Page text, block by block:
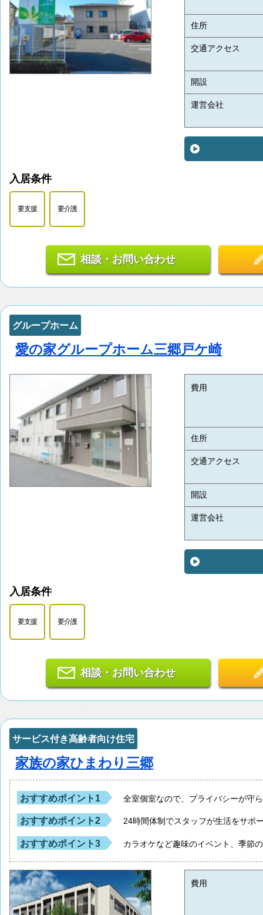
住所
交通アクセス
開設
運営会社
入居条件
要支援 要介護
相談・お問い合わせ
グループホーム
愛の家グループホーム三郷戸ケ崎
費用
住所
交通アクセス
開設
運営会社
入居条件
要支援 要介護
相談・お問い合わせ
サービス付き高齢者向け住宅
家族の家ひまわり三郷
おすすめポイント1 全室個室なので、プライバシーが守
おすすめポイント2 24時間体制でスタッフが生活をサポ
おすすめポイント3 カラオケなど趣味のイベント、季節
費用